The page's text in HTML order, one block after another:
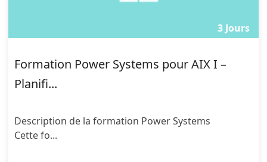
3 Jours
Formation Power Systems pour AIX I –
Planifi...
Description de la formation Power Systems
Cette fo...